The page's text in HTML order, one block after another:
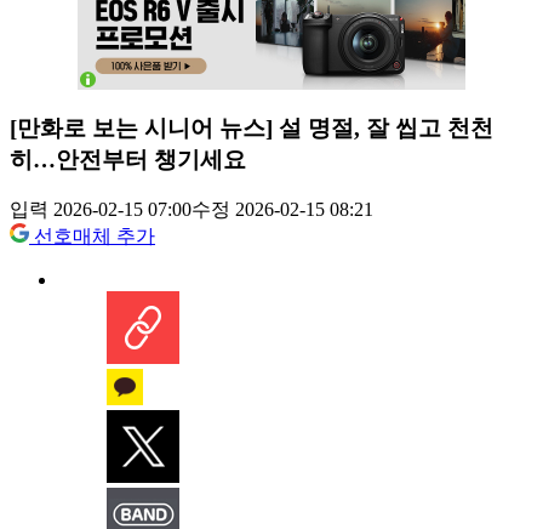
[만화로 보는 시니어 뉴스] 설 명절, 잘 씹고 천천
히…안전부터 챙기세요
입력 2026-02-15 07:00수정 2026-02-15 08:21
선호매체 추가